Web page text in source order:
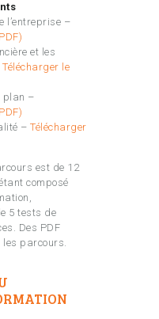
l’entreprise –
et les
Télécharger le
plan –
– Télécharger
est de 12
composé
5 tests de
Des PDF
les parcours.